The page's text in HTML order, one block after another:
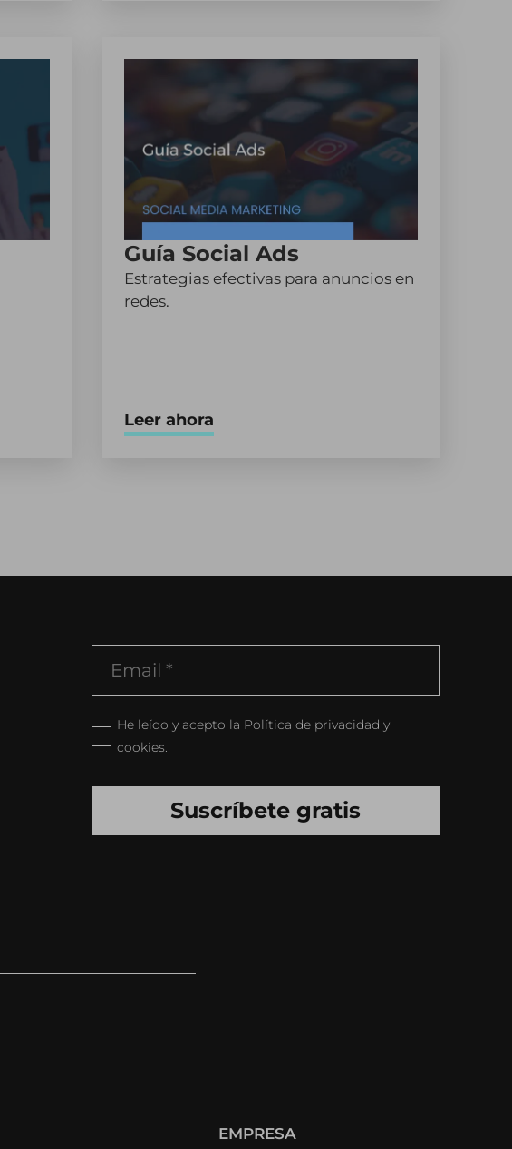
Guía Social Ads
Estrategias efectivas para anuncios en
redes.
Leer ahora
He leído y acepto la Política de privacidad y
cookies.
EMPRESA